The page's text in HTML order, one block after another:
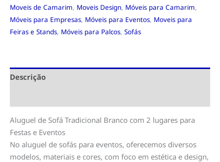
Moveis de Camarim, Moveis Design, Móveis para Camarim,
Móveis para Empresas, Móveis para Eventos, Moveis para
Feiras e Stands, Móveis para Palcos, Sofás
Descrição
Aluguel de Sofá Tradicional Branco com 2 lugares para
Festas e Eventos
No aluguel de sofás para eventos, oferecemos diversos
modelos, materiais e cores, com foco em estética e design,